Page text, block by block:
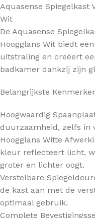
Aquasense Spiegelkast
Wit
De Aquasense
Hoogglans Wit biedt
uitstraling en creëert
badkamer dankzij zijn
Belangrijkste
Hoogwaardig
duurzaamheid, zelfs in
Hoogglans Witte
kleur reflecteert licht,
groter en lichter oogt.
Verstelbare
de kast aan met de
optimaal gebruik.
Complete